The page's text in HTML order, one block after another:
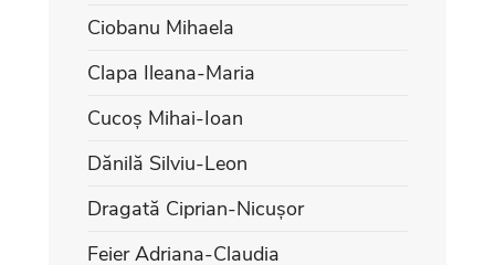
Ciobanu Mihaela
Clapa Ileana-Maria
Cucoș Mihai-Ioan
Dănilă Silviu-Leon
Dragată Ciprian-Nicușor
Feier Adriana-Claudia